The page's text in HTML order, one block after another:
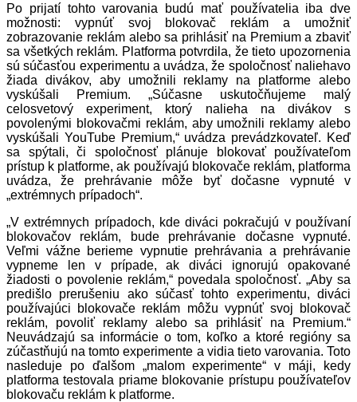
Po prijatí tohto varovania budú mať používatelia iba dve
možnosti: vypnúť svoj blokovač reklám a umožniť
zobrazovanie reklám alebo sa prihlásiť na Premium a zbaviť
sa všetkých reklám. Platforma potvrdila, že tieto upozornenia
sú súčasťou experimentu a uvádza, že spoločnosť naliehavo
žiada divákov, aby umožnili reklamy na platforme alebo
vyskúšali Premium. „Súčasne uskutočňujeme malý
celosvetový experiment, ktorý nalieha na divákov s
povolenými blokovačmi reklám, aby umožnili reklamy alebo
vyskúšali YouTube Premium,“ uvádza prevádzkovateľ. Keď
sa spýtali, či spoločnosť plánuje blokovať používateľom
prístup k platforme, ak používajú blokovače reklám, platforma
uvádza, že prehrávanie môže byť dočasne vypnuté v
„extrémnych prípadoch“.
„V extrémnych prípadoch, kde diváci pokračujú v používaní
blokovačov reklám, bude prehrávanie dočasne vypnuté.
Veľmi vážne berieme vypnutie prehrávania a prehrávanie
vypneme len v prípade, ak diváci ignorujú opakované
žiadosti o povolenie reklám,“ povedala spoločnosť. „Aby sa
predišlo prerušeniu ako súčasť tohto experimentu, diváci
používajúci blokovače reklám môžu vypnúť svoj blokovač
reklám, povoliť reklamy alebo sa prihlásiť na Premium.“
Neuvádzajú sa informácie o tom, koľko a ktoré regióny sa
zúčastňujú na tomto experimente a vidia tieto varovania. Toto
nasleduje po ďalšom „malom experimente“ v máji, kedy
platforma testovala priame blokovanie prístupu používateľov
blokovaču reklám k platforme.